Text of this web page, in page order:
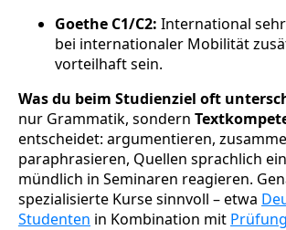
Goethe C1/C2: International
bei internationaler Mobilität
vorteilhaft sein.
Was du beim Studienziel oft
nur Grammatik, sondern
entscheidet: argumentieren,
paraphrasieren, Quellen sprachlich
mündlich in Seminaren reagieren.
spezialisierte Kurse sinnvoll – etwa
Studenten in Kombination mit